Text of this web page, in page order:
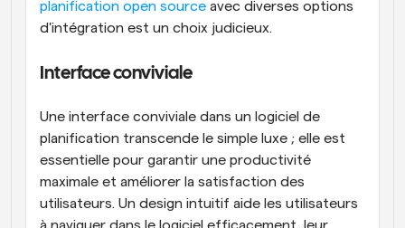
planification open source avec diverses options
d'intégration est un choix judicieux.
Interface conviviale
Une interface conviviale dans un logiciel de
planification transcende le simple luxe ; elle est
essentielle pour garantir une productivité
maximale et améliorer la satisfaction des
utilisateurs. Un design intuitif aide les utilisateurs